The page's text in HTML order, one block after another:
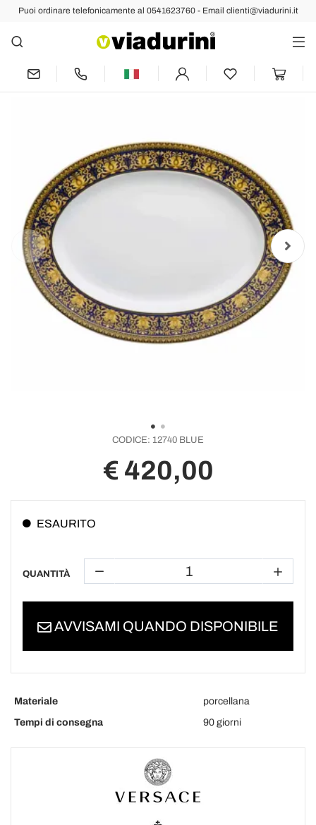
Puoi ordinare telefonicamente al 0541623760 - Email clienti@viadurini.it
Indietro Prec Succ
Rosenthal Versace Medusa Blue Piatto
ovale 40cm di design porcellana
CODICE: 12740 BLUE
€ 420,00
ESAURITO
QUANTITÀ
AVVISAMI QUANDO DISPONIBILE
Materiale
porcellana
Tempi di consegna
90 giorni